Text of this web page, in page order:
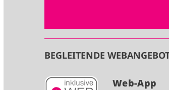
BEGLEITENDE
I
Web-App